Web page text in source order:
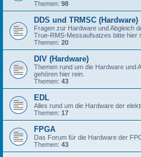
Themen: 98
DDS und TRMSC (Hardware)
Fragen zur Hardware und Abgleich
True-RMS-Messaufsatzes bitte hier
Themen: 20
DIV (Hardware)
Themen rund um die Hardware und
gehören hier rein.
Themen: 43
EDL
Alles rund um die Hardware der
Themen: 17
FPGA
Das Forum für die Hardware der
Themen: 43